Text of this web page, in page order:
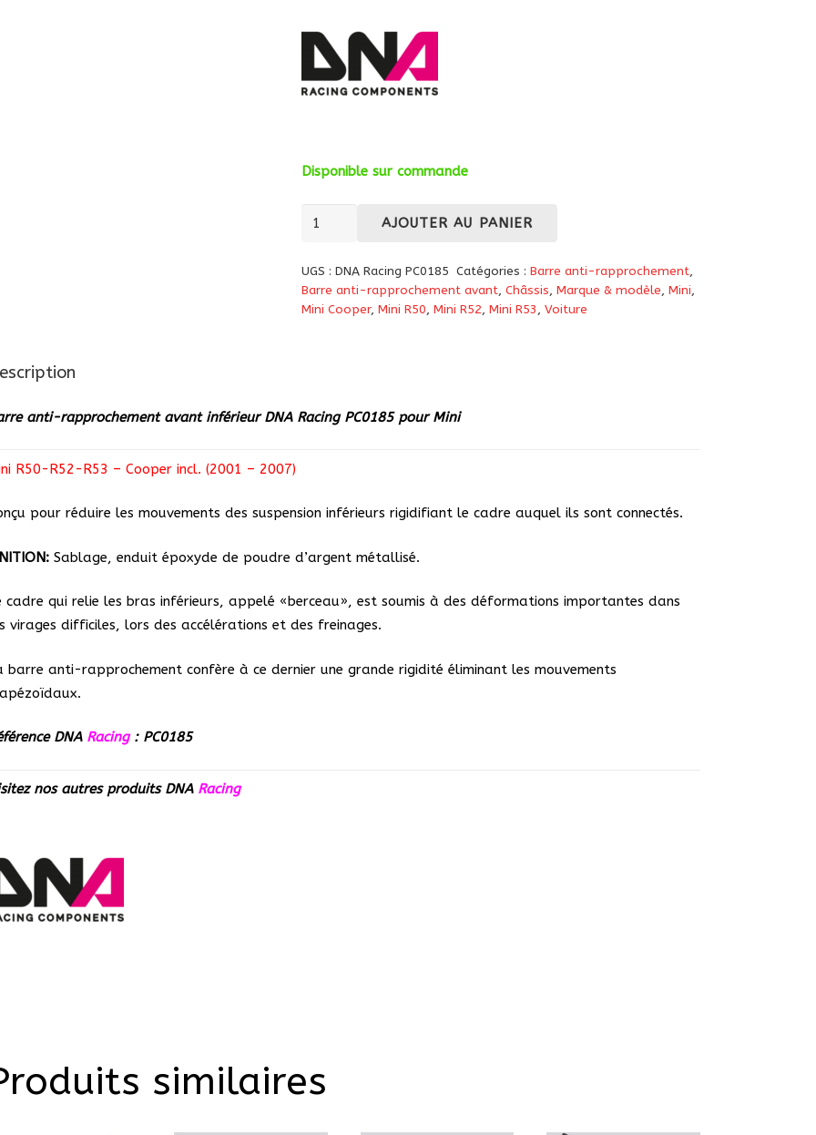
Disponible sur commande
quantité
anti-
rapprochement
PC0185
R52-
AJOUTER AU PANIER
UGS : DNA Racing PC0185 Catégories :Barre anti-rapprochement,
Barre anti-rapprochement avant, Châssis, Marque & modèle, Mini,
Mini Cooper, Mini R50, Mini R52, Mini R53, Voiture
anti-rapprochement avant inférieur DNA Racing PC0185 pour Mini
R50-R52-R53 – Cooper incl. (2001 – 2007)
pour réduire les mouvements des suspension inférieurs rigidifiant le cadre auquel ils sont connectés.
Sablage, enduit époxyde de poudre d’argent métallisé.
cadre qui relie les bras inférieurs, appelé «berceau», est soumis à des déformations importantes dans
virages difficiles, lors des accélérations et des freinages.
barre anti-rapprochement confère à ce dernier une grande rigidité éliminant les mouvements
DNA Racing: PC0185
nos autres produits DNA Racing
similaires